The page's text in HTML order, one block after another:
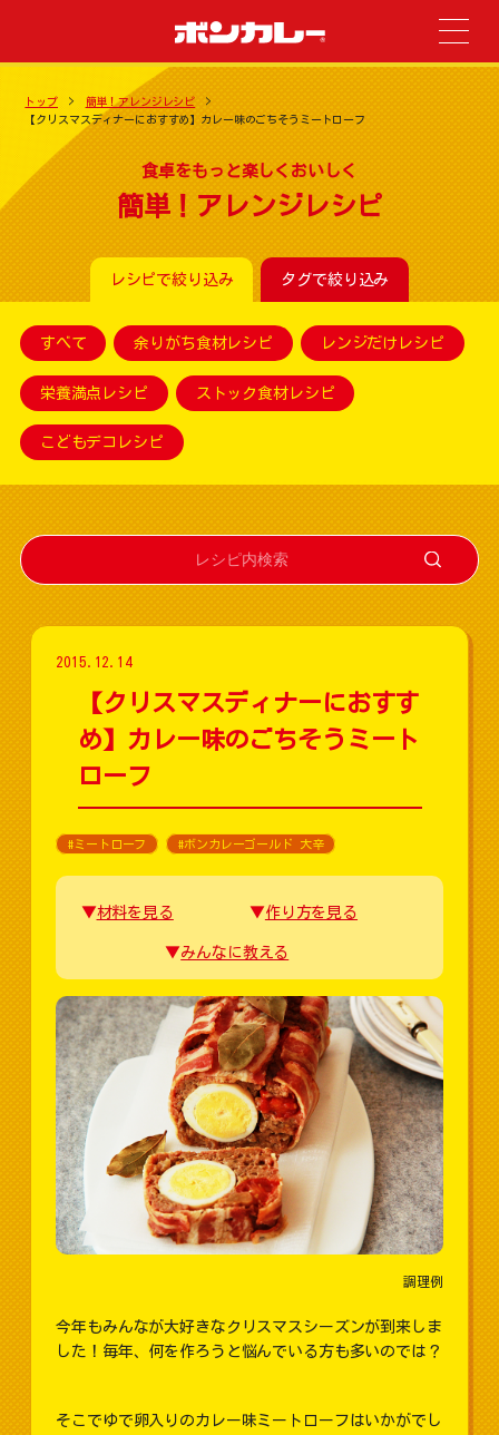
トップ
簡単！アレンジレシピ
【クリスマスディナーにおすすめ】カレー味のごちそうミートローフ
食卓をもっと楽しくおいしく
簡単！アレンジレシピ
レシピで絞り込み タグで絞り込み
すべて 余りがち食材レシピ レンジだけレシピ
栄養満点レシピ ストック食材レシピ
こどもデコレシピ
2015.12.14
【クリスマスディナーにおすす
め】カレー味のごちそうミート
ローフ
#ミートローフ #ボンカレーゴールド 大辛
材料を見る 作り方を見る
みんなに教える
調理例
今年もみんなが大好きなクリスマスシーズンが到来しま
した！毎年、何を作ろうと悩んでいる方も多いのでは？
そこでゆで卵入りのカレー味ミートローフはいかがでし